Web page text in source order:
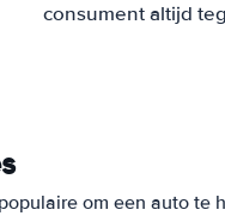
consument altijd
om een auto te